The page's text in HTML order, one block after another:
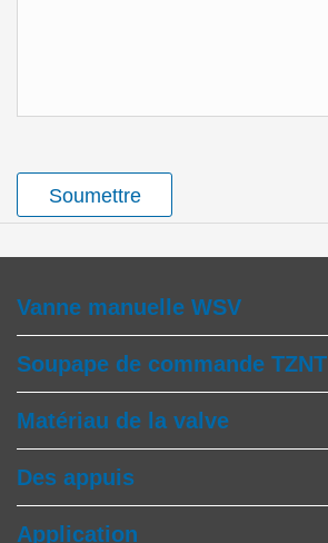
Soumettre
Vanne manuelle WSV
Soupape de commande TZNT
Matériau de la valve
Des appuis
Application